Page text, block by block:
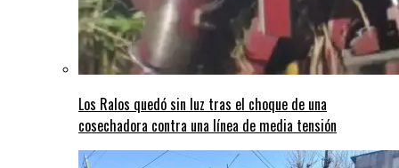
Los Ralos quedó sin luz tras el choque de una
cosechadora contra una línea de media tensión